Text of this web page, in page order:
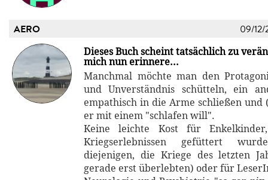
AERO 09/12/
Dieses Buch scheint tatsächlich zu
mich nun erinnere...
Manchmal möchte man den
und Unverständnis schütteln, ein
empathisch in die Arme schließen und
er mit einem "schlafen will".
Keine leichte Kost für
Kriegserlebnissen gefüttert
diejenigen, die Kriege des letzten
gerade erst überlebten) oder für